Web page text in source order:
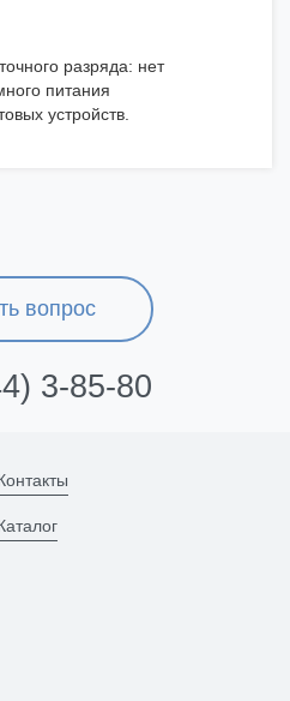
разряда: нет
питания
устройств.
вопрос
3-85-80